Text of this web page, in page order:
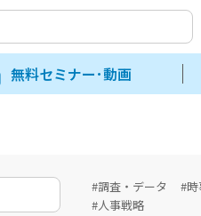
無料セミナー･動画
#調査・データ #
#人事戦略